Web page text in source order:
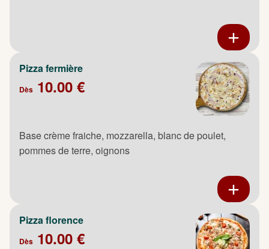
Pizza fermière
Dès 10.00 €
Base crème fraiche, mozzarella, blanc de poulet,
pommes de terre, oignons
Pizza florence
Dès 10.00 €